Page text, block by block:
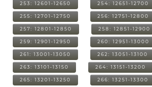
253: 12601-12650 254: 12651-12700
255: 12701-12750 256: 12751-12800
257: 12801-12850 258: 12851-12900
259: 12901-12950 260: 12951-13000
261: 13001-13050 262: 13051-13100
263: 13101-13150 264: 13151-13200
265: 13201-13250 266: 13251-13300